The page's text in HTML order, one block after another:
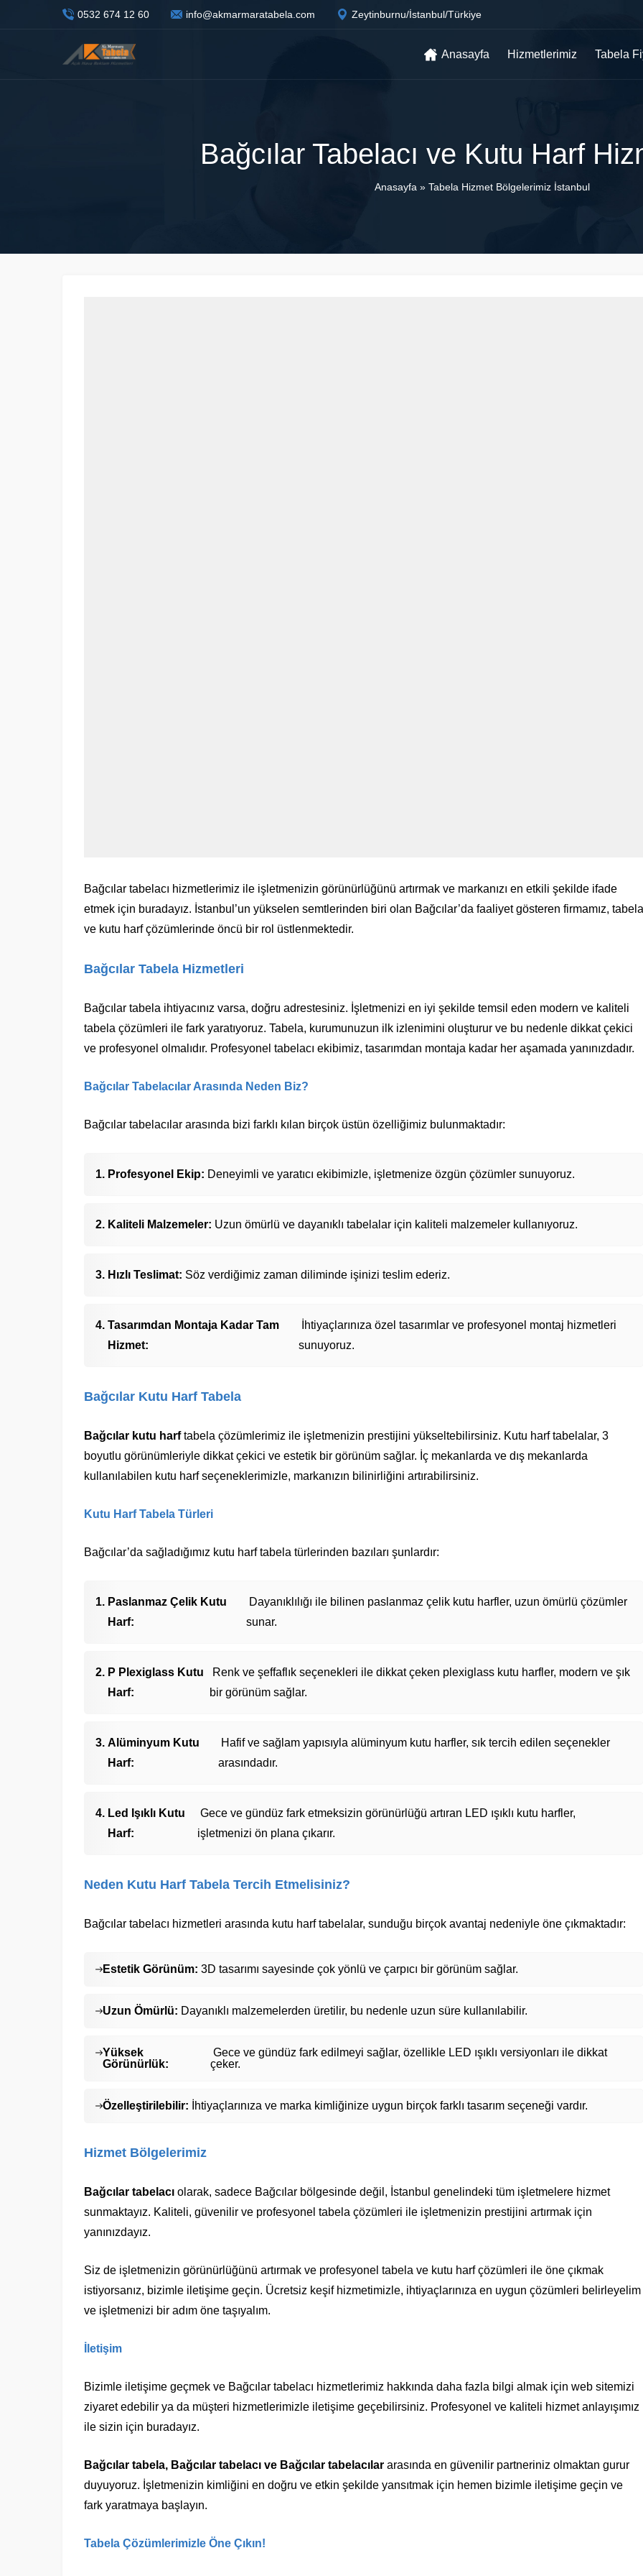
0532 674 12 60 info@akmarmaratabela.com Zeytinburnu/İstanbul/Türkiye
Anasayfa Hizmetlerimiz Tabela
Bağcılar Tabelacı ve Kutu Harf
Anasayfa » Tabela Hizmet Bölgelerimiz İstanbul
Bağcılar tabelacı hizmetlerimiz ile işletmenizin görünürlüğünü artırmak ve markanızı en etkili şekilde ifade
etmek için buradayız. İstanbul’un yükselen semtlerinden biri olan Bağcılar’da faaliyet gösteren firmamız, tabela
ve kutu harf çözümlerinde öncü bir rol üstlenmektedir.
Bağcılar Tabela Hizmetleri
Bağcılar tabela ihtiyacınız varsa, doğru adrestesiniz. İşletmenizi en iyi şekilde temsil eden modern ve kaliteli
tabela çözümleri ile fark yaratıyoruz. Tabela, kurumunuzun ilk izlenimini oluşturur ve bu nedenle dikkat çekici
ve profesyonel olmalıdır. Profesyonel tabelacı ekibimiz, tasarımdan montaja kadar her aşamada yanınızdadır.
Bağcılar Tabelacılar Arasında Neden Biz?
Bağcılar tabelacılar arasında bizi farklı kılan birçok üstün özelliğimiz bulunmaktadır:
Profesyonel Ekip: Deneyimli ve yaratıcı ekibimizle, işletmenize özgün çözümler sunuyoruz.
Kaliteli Malzemeler: Uzun ömürlü ve dayanıklı tabelalar için kaliteli malzemeler kullanıyoruz.
Hızlı Teslimat: Söz verdiğimiz zaman diliminde işinizi teslim ederiz.
Tasarımdan Montaja Kadar Tam
Hizmet:
İhtiyaçlarınıza özel tasarımlar ve profesyonel montaj hizmetleri
sunuyoruz.
Bağcılar Kutu Harf Tabela
Bağcılar kutu harftabela çözümlerimiz ile işletmenizin prestijini yükseltebilirsiniz. Kutu harf tabelalar, 3
boyutlu görünümleriyle dikkat çekici ve estetik bir görünüm sağlar. İç mekanlarda ve dış mekanlarda
kullanılabilen kutu harf seçeneklerimizle, markanızın bilinirliğini artırabilirsiniz.
Kutu Harf Tabela Türleri
Bağcılar’da sağladığımız kutu harf tabela türlerinden bazıları şunlardır:
Paslanmaz Çelik Kutu
Harf:
Dayanıklılığı ile bilinen paslanmaz çelik kutu harfler, uzun ömürlü çözümler
sunar.
P Plexiglass Kutu
Harf:
Renk ve şeffaflık seçenekleri ile dikkat çeken plexiglass kutu harfler, modern ve şık
bir görünüm sağlar.
Alüminyum Kutu
Harf:
Hafif ve sağlam yapısıyla alüminyum kutu harfler, sık tercih edilen seçenekler
arasındadır.
Led Işıklı Kutu
Harf:
Gece ve gündüz fark etmeksizin görünürlüğü artıran LED ışıklı kutu harfler,
işletmenizi ön plana çıkarır.
Neden Kutu Harf Tabela Tercih Etmelisiniz?
Bağcılar tabelacı hizmetleri arasında kutu harf tabelalar, sunduğu birçok avantaj nedeniyle öne çıkmaktadır:
Estetik Görünüm: 3D tasarımı sayesinde çok yönlü ve çarpıcı bir görünüm sağlar.
Uzun Ömürlü: Dayanıklı malzemelerden üretilir, bu nedenle uzun süre kullanılabilir.
Yüksek
Görünürlük:
Gece ve gündüz fark edilmeyi sağlar, özellikle LED ışıklı versiyonları ile dikkat
çeker.
Özelleştirilebilir: İhtiyaçlarınıza ve marka kimliğinize uygun birçok farklı tasarım seçeneği vardır.
Hizmet Bölgelerimiz
Bağcılar tabelacı olarak, sadece Bağcılar bölgesinde değil, İstanbul genelindeki tüm işletmelere hizmet
sunmaktayız. Kaliteli, güvenilir ve profesyonel tabela çözümleri ile işletmenizin prestijini artırmak için
yanınızdayız.
Siz de işletmenizin görünürlüğünü artırmak ve profesyonel tabela ve kutu harf çözümleri ile öne çıkmak
istiyorsanız, bizimle iletişime geçin. Ücretsiz keşif hizmetimizle, ihtiyaçlarınıza en uygun çözümleri belirleyelim
ve işletmenizi bir adım öne taşıyalım.
İletişim
Bizimle iletişime geçmek ve Bağcılar tabelacı hizmetlerimiz hakkında daha fazla bilgi almak için web sitemizi
ziyaret edebilir ya da müşteri hizmetlerimizle iletişime geçebilirsiniz. Profesyonel ve kaliteli hizmet anlayışımız
ile sizin için buradayız.
Bağcılar tabela, Bağcılar tabelacı ve Bağcılar tabelacılar arasında en güvenilir partneriniz olmaktan gurur
duyuyoruz. İşletmenizin kimliğini en doğru ve etkin şekilde yansıtmak için hemen bizimle iletişime geçin ve
fark yaratmaya başlayın.
Tabela Çözümlerimizle Öne Çıkın!